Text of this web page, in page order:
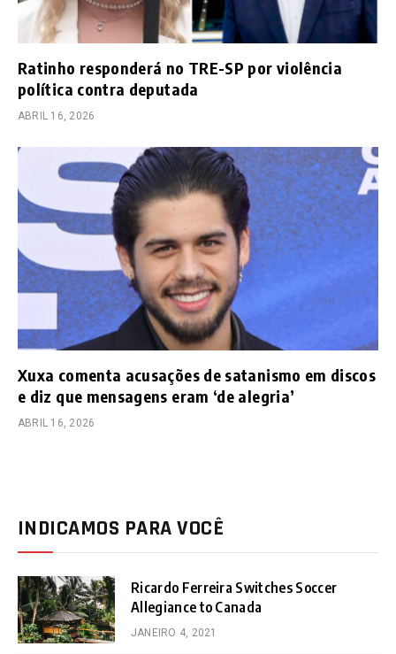
Ratinho responderá no TRE-SP por violência
política contra deputada
ABRIL 16, 2026
Xuxa comenta acusações de satanismo em discos
e diz que mensagens eram ‘de alegria’
ABRIL 16, 2026
INDICAMOS PARA VOCÊ
Ricardo Ferreira Switches Soccer
Allegiance to Canada
JANEIRO 4, 2021